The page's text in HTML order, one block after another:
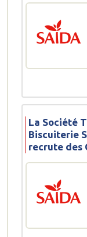
La Société
Biscuiterie
recrute des